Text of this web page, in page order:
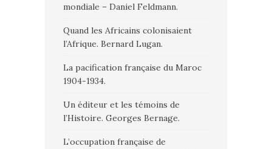
mondiale – Daniel Feldmann.
Quand les Africains colonisaient
l’Afrique. Bernard Lugan.
La pacification française du Maroc
1904-1934.
Un éditeur et les témoins de
l’Histoire. Georges Bernage.
L’occupation française de